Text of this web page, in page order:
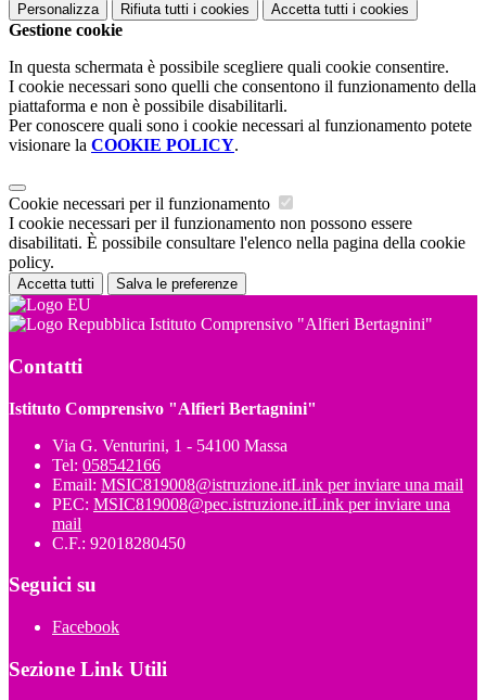
Personalizza Rifiuta tutti i cookies Accetta tutti i cookies
Gestione cookie
In questa schermata è possibile scegliere quali cookie consentire.
I cookie necessari sono quelli che consentono il funzionamento della
piattaforma e non è possibile disabilitarli.
Per conoscere quali sono i cookie necessari al funzionamento potete
visionare la COOKIE POLICY.
Cookie necessari per il funzionamento
I cookie necessari per il funzionamento non possono essere
disabilitati. È possibile consultare l'elenco nella pagina della cookie
policy.
Accetta tutti Salva le preferenze
Istituto Comprensivo "Alfieri Bertagnini"
Contatti
Istituto Comprensivo "Alfieri Bertagnini"
Via G. Venturini, 1 - 54100 Massa
Tel: 058542166
Email: MSIC819008@istruzione.itLink per inviare una mail
PEC: MSIC819008@pec.istruzione.itLink per inviare una
mail
C.F.: 92018280450
Seguici su
Facebook
Sezione Link Utili